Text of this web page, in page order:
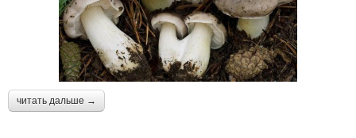
читать дальше →